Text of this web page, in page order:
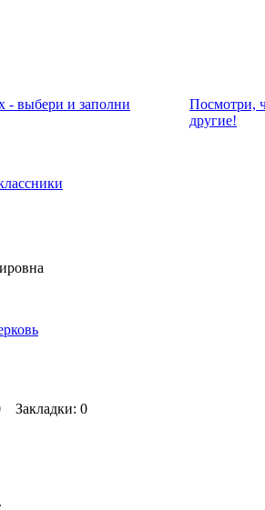
- выбери и заполни
Посмотри,
другие!
0